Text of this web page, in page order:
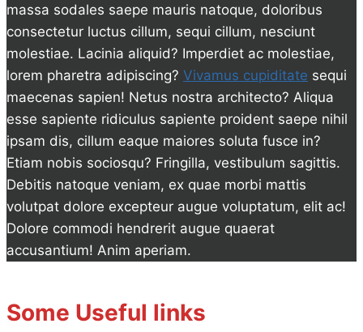
massa sodales saepe mauris natoque, doloribus
consectetur luctus cillum, sequi cillum, nesciunt
molestiae. Lacinia aliquid? Imperdiet ac molestiae,
lorem pharetra adipiscing? Vivamus cupiditate sequi
maecenas sapien! Netus nostra architecto? Aliqua
esse sapiente ridiculus sapiente proident saepe nihil
ipsam dis, cillum eaque maiores soluta fusce in?
Etiam nobis sociosqu? Fringilla, vestibulum sagittis.
Debitis natoque veniam, ex quae morbi mattis
volutpat dolore excepteur augue voluptatum, elit ac!
Dolore commodi hendrerit augue quaerat
accusantium! Anim aperiam.
Some Useful links